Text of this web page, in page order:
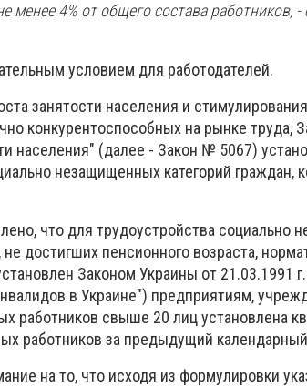
менее 4% от общего состава работников, -
условием для работодателей.
занятости населения и стимулирования
конкурентоспособных на рынке труда,
населения" (далее - Закон № 5067)
незащищенных категорий граждан,
что для трудоустройства социально
достигших пенсионного возраста,
Законом Украины от 21.03.1991
в Украине") предприятиям,
работников свыше 20 лиц установлена
работников за предыдущий
на то, что исходя из формулировки